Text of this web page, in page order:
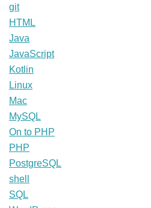
git
HTML
Java
JavaScript
Kotlin
Linux
Mac
MySQL
On to PHP
PHP
PostgreSQL
shell
SQL